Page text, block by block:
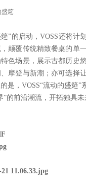
盛筵
筵”的启动，VOSS还将
颠覆传统精致餐桌的单
色场景，展示古都历史
摩登与新潮；亦可选择
是，VOSS“流动的盛筵
”的前沿潮流，开拓独具